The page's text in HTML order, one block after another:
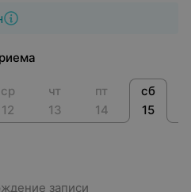
ср
12
чт
13
пт
14
сб
15
записи